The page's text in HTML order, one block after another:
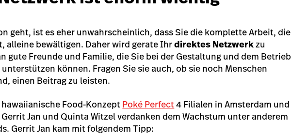
geht, ist es eher unwahrscheinlich, dass Sie die komplette Arbeit, die
alleine bewältigen. Daher wird gerate Ihrdirektes Netzwerkzu
gute Freunde und Familie, die Sie bei der Gestaltung und dem Betrieb
können. Fragen Sie sie auch, ob sie noch Menschen
einen Beitrag zu leisten.
Food-Konzept Poké Perfect4 Filialen in Amsterdam und
Jan und Quinta Witzel verdanken dem Wachstum unter anderem
Gerrit Jan kam mit folgendem Tipp: